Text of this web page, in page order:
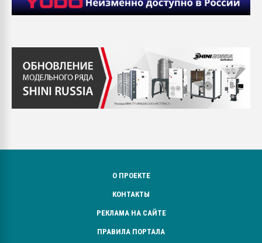
О ПРОЕКТЕ
КОНТАКТЫ
РЕКЛАМА НА САЙТЕ
ПРАВИЛА ПОРТАЛА